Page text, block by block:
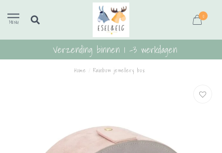
MENU
0
Verzending binnen 1 -3 werkdagen
Home Rainbow jewellery box